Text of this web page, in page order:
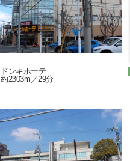
ドンキホーテ
約2303m／29分